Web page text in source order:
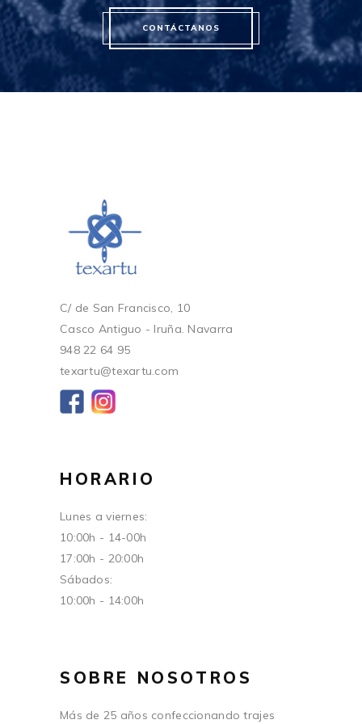
CONTÁCTANOS
C/ de San Francisco, 10
Casco Antiguo - Iruña. Navarra
948 22 64 95
texartu@texartu.com
HORARIO
Lunes a viernes:
10:00h - 14-00h
17:00h - 20:00h
Sábados:
10:00h - 14:00h
SOBRE NOSOTROS
Más de 25 años confeccionando trajes